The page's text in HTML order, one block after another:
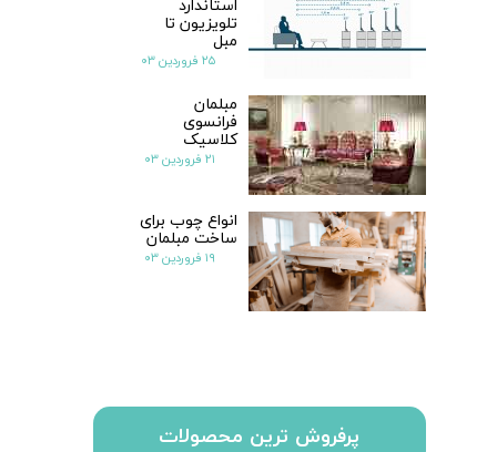
پرفروش ترین محصولات
تلویزیون تا
مبل
۲۵ فروردین ۰۳
مبلمان
فرانسوی
کلاسیک
۲۱ فروردین ۰۳
انواع چوب برای
ساخت مبلمان
۱۹ فروردین ۰۳